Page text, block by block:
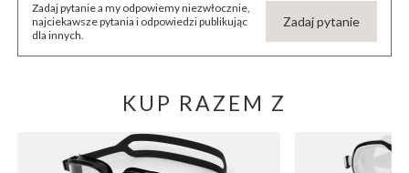
Zadaj pytanie a my odpowiemy niezwłocznie,
najciekawsze pytania i odpowiedzi publikując
dla innych.
Zadaj pytanie
KUP RAZEM Z